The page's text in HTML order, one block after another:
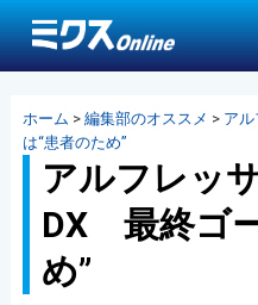
ホーム > 編集部のオススメ > ア
は“患者のため”
アルフレッ
DX 最終ゴ
め”